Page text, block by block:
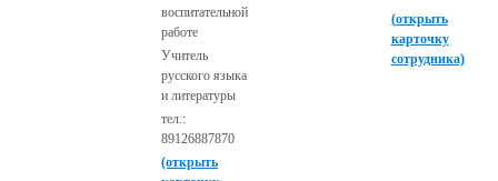
воспитательной
работе
Учитель
русского языка
и литературы
тел.:
89126887870
(открыть
(открыть
карточку
сотрудника)